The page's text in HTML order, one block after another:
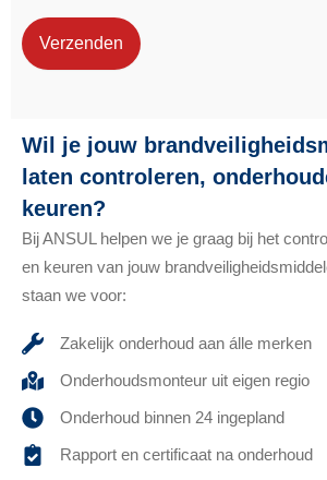
Wil je jouw
laten controleren,
keuren?
Bij ANSUL helpen we je graag bij het
en keuren van jouw
staan we voor:
Zakelijk onderhoud aan álle merken
Onderhoudsmonteur uit eigen regio
Onderhoud binnen 24 ingepland
Rapport en certificaat na onderhoud
Verzenden